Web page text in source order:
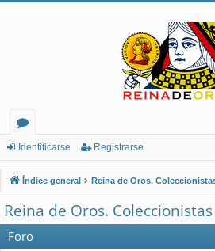
or
os
Identificarse Registrarse
Índice general Reina de Oros.
Reina de Oros.
Foro